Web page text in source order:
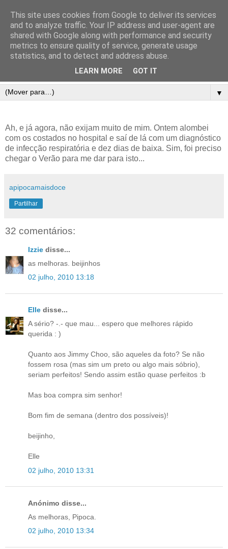
▼
Ah, e já agora, não exijam muito de mim. Ontem alombei
com os costados no hospital e saí de lá com um diagnóstico
de infecção respiratória e dez dias de baixa. Sim, foi preciso
chegar o Verão para me dar para isto...
apipocamaisdoce
Partilhar
32 comentários:
Izzie disse...
as melhoras. beijinhos
02 julho, 2010 13:18
Elle disse...
A sério? -.- que mau... espero que melhores rápido
querida : )
Quanto aos Jimmy Choo, são aqueles da foto? Se não
fossem rosa (mas sim um preto ou algo mais sóbrio),
seriam perfeitos! Sendo assim estão quase perfeitos :b
Mas boa compra sim senhor!
Bom fim de semana (dentro dos possíveis)!
beijinho,
Elle
02 julho, 2010 13:31
Anónimo disse...
As melhoras, Pipoca.
02 julho, 2010 13:34
This site uses cookies from Google to deliver its services
and to analyze traffic. Your IP address and user-agent are
shared with Google along with performance and security
metrics to ensure quality of service, generate usage
statistics, and to detect and address abuse.
LEARN MORE GOT IT